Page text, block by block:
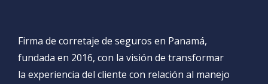
Firma de corretaje de seguros en Panamá,
fundada en 2016, con la visión de transformar
la experiencia del cliente con relación al manejo